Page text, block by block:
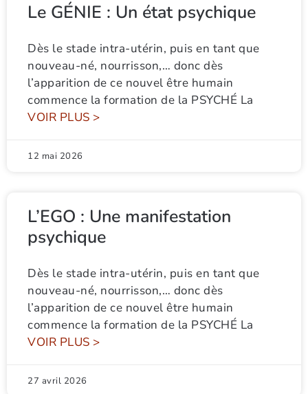
Le GÉNIE : Un état psychique
Dès le stade intra-utérin, puis en tant que
nouveau-né, nourrisson,… donc dès
l’apparition de ce nouvel être humain
commence la formation de la PSYCHÉ La
VOIR PLUS >
12 mai 2026
L’EGO : Une manifestation
psychique
Dès le stade intra-utérin, puis en tant que
nouveau-né, nourrisson,… donc dès
l’apparition de ce nouvel être humain
commence la formation de la PSYCHÉ La
VOIR PLUS >
27 avril 2026